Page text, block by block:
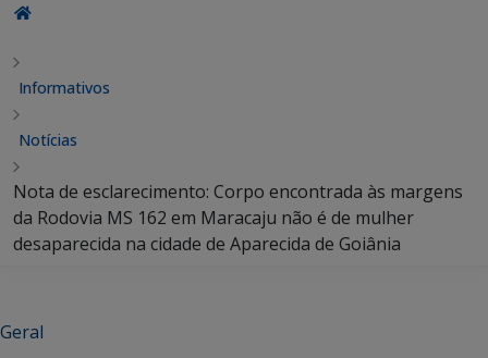
Informativos
Notícias
Nota de esclarecimento: Corpo encontrada às margens
da Rodovia MS 162 em Maracaju não é de mulher
desaparecida na cidade de Aparecida de Goiânia
Geral